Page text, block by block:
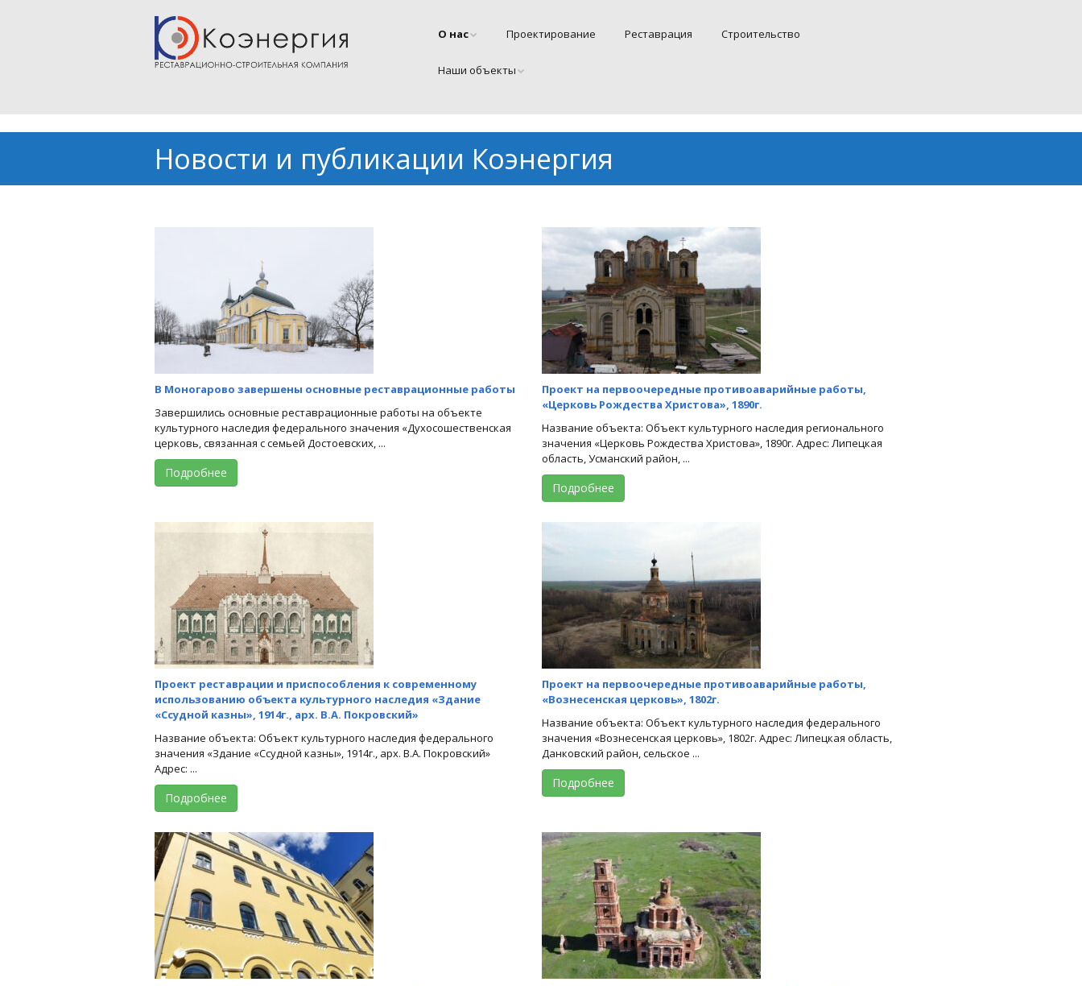
О нас Проектирование Реставрация Cтроительство
Наши объекты
Новости и публикации Коэнергия
В Моногарово завершены основные реставрационные работы
Завершились основные реставрационные работы на объекте
культурного наследия федерального значения «Духосошественская
церковь, связанная с семьей Достоевских, ...
Подробнее
Проект на первоочередные противоаварийные работы,
«Церковь Рождества Христова», 1890г.
Название объекта: Объект культурного наследия регионального
значения «Церковь Рождества Христова», 1890г. Адрес: Липецкая
область, Усманский район, ...
Подробнее
Проект реставрации и приспособления к современному
использованию объекта культурного наследия «Здание
«Ссудной казны», 1914г., арх. В.А. Покровский»
Название объекта: Объект культурного наследия федерального
значения «Здание «Ссудной казны», 1914г., арх. В.А. Покровский»
Адрес: ...
Подробнее
Проект на первоочередные противоаварийные работы,
«Вознесенская церковь», 1802г.
Название объекта: Объект культурного наследия федерального
значения «Вознесенская церковь», 1802г. Адрес: Липецкая область,
Данковский район, сельское ...
Подробнее